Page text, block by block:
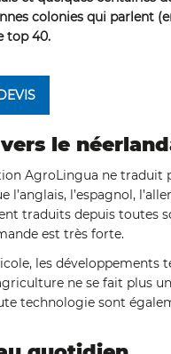
colonies qui parlent
top 40.
le
AgroLingua ne traduit
l’anglais, l’espagnol,
traduits depuis toutes
est très forte.
les développements
ne se fait plus
technologie sont